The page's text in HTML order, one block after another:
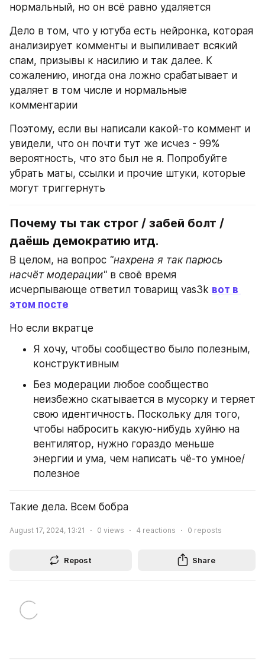
нормальный, но он всё равно удаляется
Дело в том, что у ютуба есть нейронка, которая
анализирует комменты и выпиливает всякий
спам, призывы к насилию и так далее. К
сожалению, иногда она ложно срабатывает и
удаляет в том числе и нормальные
комментарии
Поэтому, если вы написали какой-то коммент и
увидели, что он почти тут же исчез - 99%
вероятность, что это был не я. Попробуйте
убрать маты, ссылки и прочие штуки, которые
могут триггернуть
Почему ты так строг / забей болт /
даёшь демократию итд.
В целом, на вопрос "нахрена я так парюсь
насчёт модерации" в своё время
исчерпывающе ответил товарищ vas3k вот в
этом посте
Но если вкратце
Я хочу, чтобы сообщество было полезным,
конструктивным
Без модерации любое сообщество
неизбежно скатывается в мусорку и теряет
свою идентичность. Поскольку для того,
чтобы набросить какую-нибудь хуйню на
вентилятор, нужно гораздо меньше
энергии и ума, чем написать чё-то умное/
полезное
Такие дела. Всем бобра
August 17, 2024, 13:21 0 views 4 reactions 0 reposts
Repost Share